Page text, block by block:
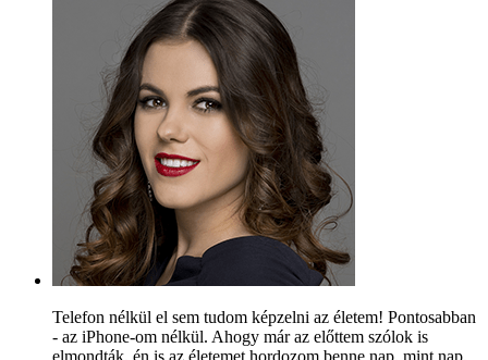
Telefon nélkül el sem tudom képzelni az életem! Pontosabban
- az iPhone-om nélkül. Ahogy már az előttem szólok is
elmondták, én is az életemet hordozom benne nap, mint nap,